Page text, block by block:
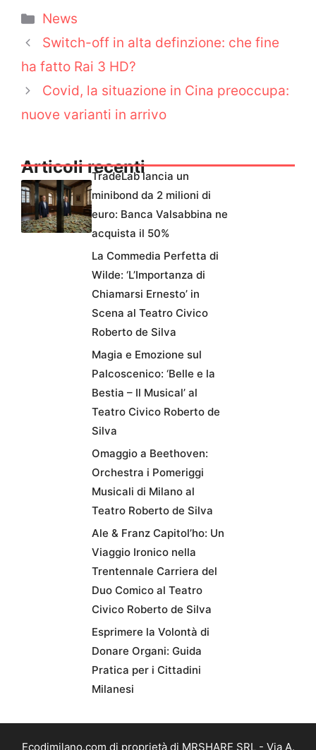
Categorie
News
Switch-off in alta definzione: che fine
ha fatto Rai 3 HD?
Covid, la situazione in Cina preoccupa:
nuove varianti in arrivo
Articoli recenti
TradeLab lancia un
minibond da 2 milioni di
euro: Banca Valsabbina ne
acquista il 50%
La Commedia Perfetta di
Wilde: ‘L’Importanza di
Chiamarsi Ernesto’ in
Scena al Teatro Civico
Roberto de Silva
Magia e Emozione sul
Palcoscenico: ‘Belle e la
Bestia – Il Musical’ al
Teatro Civico Roberto de
Silva
Omaggio a Beethoven:
Orchestra i Pomeriggi
Musicali di Milano al
Teatro Roberto de Silva
Ale & Franz Capitol’ho: Un
Viaggio Ironico nella
Trentennale Carriera del
Duo Comico al Teatro
Civico Roberto de Silva
Esprimere la Volontà di
Donare Organi: Guida
Pratica per i Cittadini
Milanesi
Ecodimilano.com di proprietà di MRSHARE SRL - Via A.